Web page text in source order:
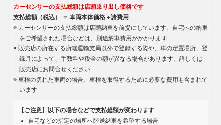
カーセンサーの支払総額は店頭乗り出し価格です
支払総額（税込） ＝ 車両本体価格＋諸費用
カーセンサーの支払総額は店頭納車を前提にしています。自宅への納車
をご希望された場合などは、別途納車費用がかかります
販売店の所在する所轄運輸支局以外で登録する際や、車の定置場所、登
録月によって、手数料や税金の額が異なる場合があります。詳しくは
販売店にお問合せください
車検の切れた車両の場合、車検を取得するために必要な費用も含まれて
います
【ご注意】以下の場合などで支払総額が変わります
自宅などの指定の場所へ陸送納車を希望する場合